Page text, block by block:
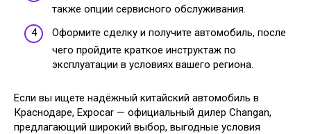
также опции сервисного обслуживания.
Оформите сделку и получите автомобиль, после
чего пройдите краткое инструктаж по
эксплуатации в условиях вашего региона.
Если вы ищете надёжный китайский автомобиль в
Краснодаре, Expocar — официальный дилер Changan,
предлагающий широкий выбор, выгодные условия